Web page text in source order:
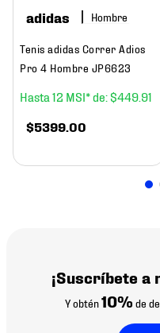
adidas Hombre
Tenis adidas Correr Adios
Pro 4 Hombre JP6623
12 $449 91
$5399 00
¡Suscríbete a
Y obtén10% de